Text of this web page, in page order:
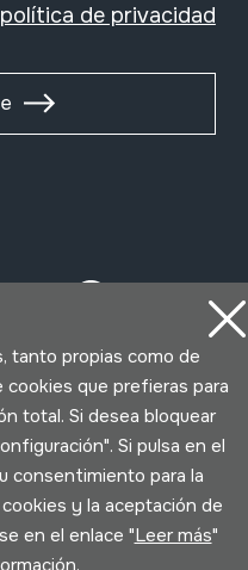
política de privacidad
de privacidad
Lotura
tanto propias como de
cookies que prefieras para
total. Si desea bloquear
Si pulsa en el
consentimiento para la
y la aceptación de
en el enlace "Leer más"